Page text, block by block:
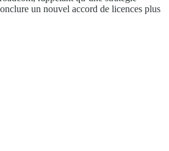
un nouvel accord de licences plus